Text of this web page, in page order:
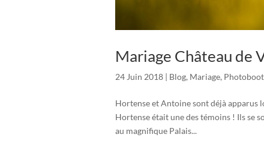
Mariage Château de
24 Juin 2018 | Blog, Mariage,
Hortense et Antoine sont déjà apparus
Hortense était une des témoins ! Ils se
au magnifique Palais...